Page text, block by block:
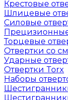
Крестовые
Шлицевые
Силовые
Торцевые
Отвертки со
Ударные
Отвертки Torx
Наборы